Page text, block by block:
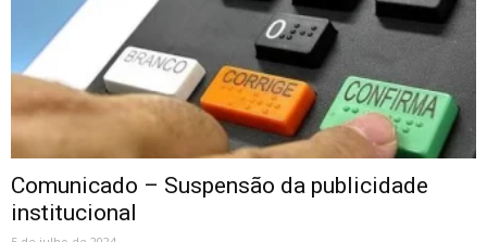
Comunicado – Suspensão da publicidade
institucional